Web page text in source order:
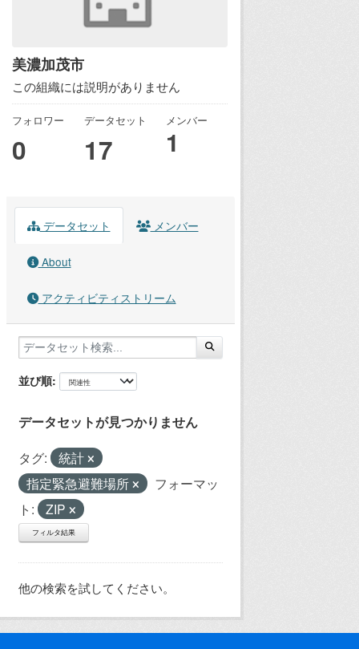
美濃加茂市
この組織には説明がありません
フォロワー
0
データセット
17
メンバー
1
データセット メンバー
About
アクティビティストリーム
並び順
データセットが見つかりません
タグ:
統計
指定緊急避難場所
フォーマッ
ト:
ZIP
フィルタ結果
他の検索を試してください。